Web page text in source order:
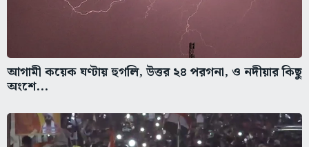
আগামী কয়েক ঘণ্টায় হুগলি, উত্তর ২৪ পরগনা, ও নদীয়ার কিছু
অংশে...